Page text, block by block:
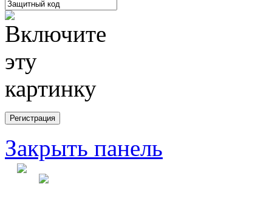
Закрыть панель